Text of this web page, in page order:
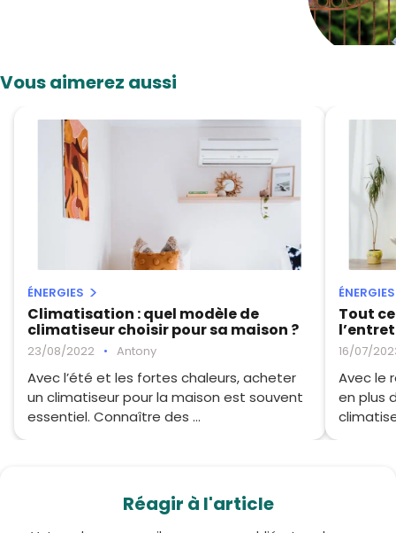
Vous aimerez aussi
ÉNERGIES
Climatisation : quel modèle de
climatiseur choisir pour sa maison ?
23/08/2022 • Antony
Avec l’été et les fortes chaleurs, acheter
un climatiseur pour la maison est souvent
essentiel. Connaître des ...
ÉNERGIES
Tout
16/07/
Avec le
en plus
Réagir à l'article